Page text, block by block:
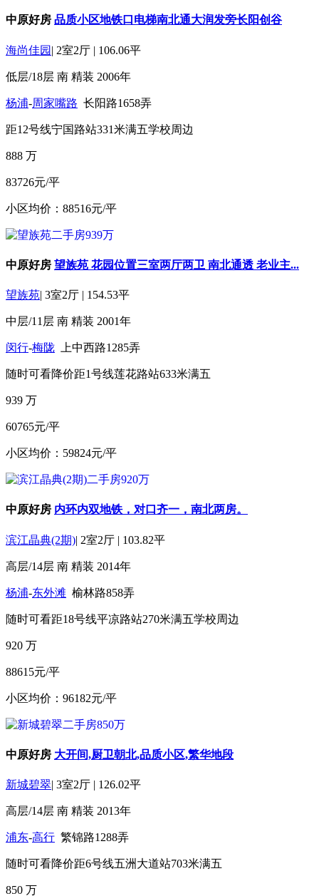
中原好房 品质小区地铁口电梯南北通大润发旁长阳创谷
海尚佳园 | 2室2厅 | 106.06平
低层/18层 南 精装 2006年
杨浦-周家嘴路 长阳路1658弄
距12号线宁国路站331米满五学校周边
888 万
83726元/平
小区均价：88516元/平
中原好房 望族苑 花园位置三室两厅两卫 南北通透 老业主...
望族苑| 3室2厅 | 154.53平
中层/11层 南 精装 2001年
闵行-梅陇 上中西路1285弄
随时可看降价距1号线莲花路站633米满五
939 万
60765元/平
小区均价：59824元/平
中原好房 内环内双地铁，对口齐一，南北两房。
滨江晶典(2期)| 2室2厅 | 103.82平
高层/14层 南 精装 2014年
杨浦-东外滩 榆林路858弄
随时可看距18号线平凉路站270米满五学校周边
920 万
88615元/平
小区均价：96182元/平
中原好房 大开间,厨卫朝北,品质小区,繁华地段
新城碧翠| 3室2厅 | 126.02平
高层/14层 南 精装 2013年
浦东-高行 繁锦路1288弄
随时可看降价距6号线五洲大道站703米满五
850 万